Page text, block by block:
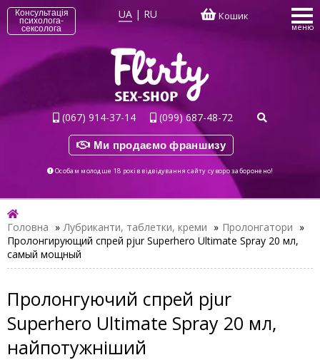
Консультація
психолога-
сексолога
UA | RU Кошик
меню
(067) 914-37-14 (099) 687-48-72
Ми продаємо франшизу
Особам молодше 18 років відвідування сайту суворо заборонено!
Головна » Лубриканти, таблетки, креми » Пролонгатори »
Пролонгирующий спрей pjur Superhero Ultimate Spray 20 мл,
самый мощный
Пролонгуючий спрей pjur
Superhero Ultimate Spray 20 мл,
найпотужніший